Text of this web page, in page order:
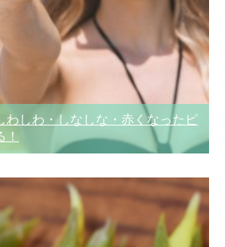
わしわ・しなしな・赤くなったピ